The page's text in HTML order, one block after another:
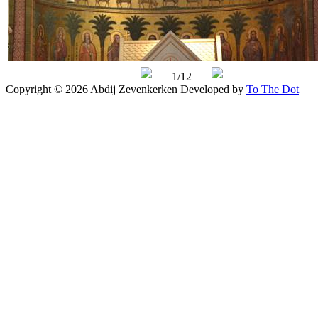
1/12
Copyright © 2026 Abdij Zevenkerken Developed by To The Dot